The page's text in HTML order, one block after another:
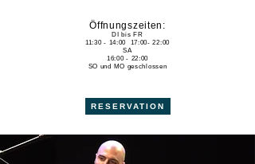
Öffnungszeiten:
DI bis FR
11:30 - 14:00 17:00- 22:00
SA
16:00 - 22:00
SO und MO geschlossen
RESERVATION